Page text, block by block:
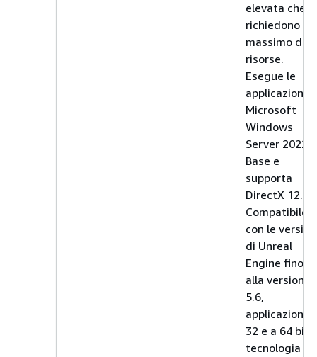
elevata che
richiedono il
massimo
risorse.
Esegue le
applicazioni
Microsoft
Windows
Server 2022
Base e
supporta
DirectX 12.
Compatibile
con le
di Unreal
Engine fino
alla versione
5.6,
applicazioni a
32 e a 64 bit
tecnologia